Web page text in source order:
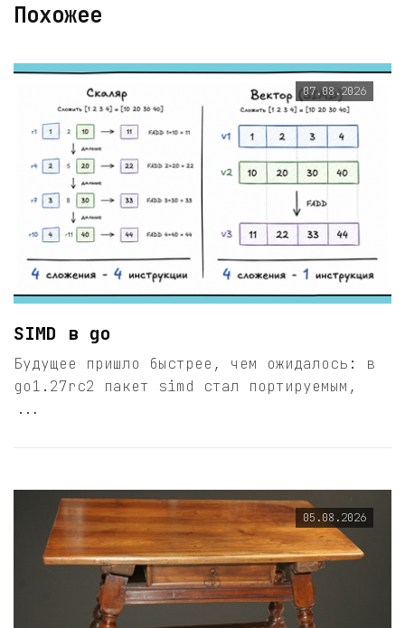
Похожее
07.08.2026
SIMD в go
Будущее пришло быстрее, чем ожидалось: в
go1.27rc2 пакет simd стал портируемым,
...
05.08.2026